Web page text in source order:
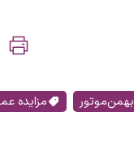
بهمن‌موتور
مزایده